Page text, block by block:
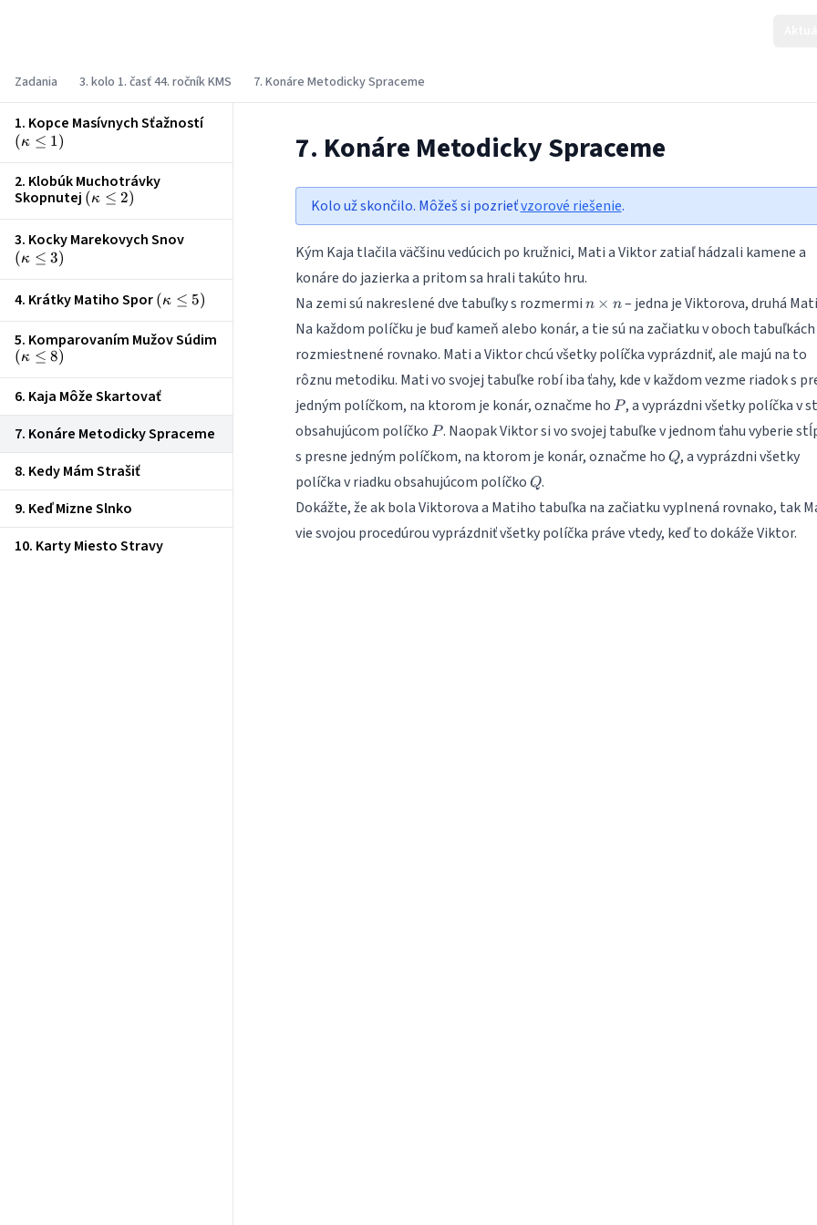
Zadania 3. kolo 1. časť 44. ročník KMS 7. Konáre Metodicky Spraceme
1. Kopce Masívnych Sťažností\left(\kappa
(κ ≤ 1)
2. Klobúk Muchotrávky
Skopnutej \left(\kappa
\le 2\right)
(κ ≤ 2)
3. Kocky Marekovych Snov
(κ ≤ 3)
4. Krátky Matiho Spor \left(\kappa
\le 5\right)
(κ ≤ 5)
5. Komparovaním Mužov Súdim
\left(\kappa
\le 8\right)
(κ ≤ 8)
6. Kaja Môže Skartovať
7. Konáre Metodicky Spraceme
8. Kedy Mám Strašiť
9. Keď Mizne Slnko
10. Karty Miesto Stravy
7. Konáre Metodicky Spraceme
Kolo už skončilo. Môžeš si pozrieťvzorové riešenie.
Kým Kaja tlačila väčšinu vedúcich po kružnici, Mati a Viktor zatiaľ hádzali kamene a
konáre do jazierka a pritom sa hrali takúto hru.
Na zemi sú nakreslené dve tabuľky s rozmermi n
\times
n
n × n– jedna je Viktorova, druhá
Na každom políčku je buď kameň alebo konár, a tie sú na začiatku v oboch tabuľkách
rozmiestnené rovnako. Mati a Viktor chcú všetky políčka vyprázdniť, ale majú na to
rôznu metodiku. Mati vo svojej tabuľke robí iba ťahy, kde v každom vezme riadok s
jedným políčkom, na ktorom je konár, označme ho P
P, a vyprázdni všetky políčka v
obsahujúcom políčko P
P. Naopak Viktor si vo svojej tabuľke v jednom ťahu vyberie
s presne jedným políčkom, na ktorom je konár, označme ho Q
Q, a vyprázdni všetky
políčka v riadku obsahujúcom políčko Q
Q.
Dokážte, že ak bola Viktorova a Matiho tabuľka na začiatku vyplnená rovnako, tak
vie svojou procedúrou vyprázdniť všetky políčka práve vtedy, keď to dokáže Viktor.